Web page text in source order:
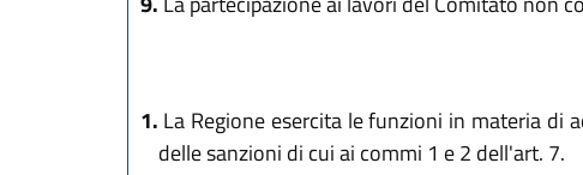
1. La Regione esercita le funzioni in materia di
delle sanzioni di cui ai commi 1 e 2 dell'art. 7.